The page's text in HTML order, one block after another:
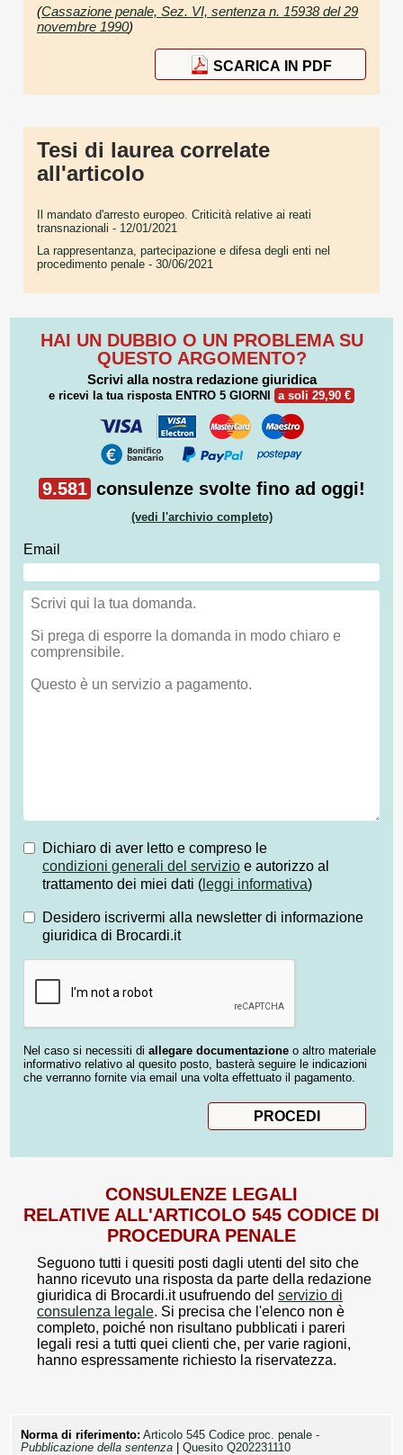
(Cassazione penale, Sez. VI, sentenza n. 15938 del 29
novembre 1990)
SCARICA IN PDF
Tesi di laurea correlate
all'articolo
Il mandato d'arresto europeo. Criticità relative ai reati
transnazionali - 12/01/2021
La rappresentanza, partecipazione e difesa degli enti nel
procedimento penale - 30/06/2021
HAI UN DUBBIO O UN PROBLEMA SU
QUESTO ARGOMENTO?
Scrivi alla nostra redazione giuridica
e ricevi la tua risposta ENTRO 5 GIORNI a soli 29,90 €
9.581 consulenze svolte fino ad oggi!
(vedi l'archivio completo)
Email
Dichiaro di aver letto e compreso le
condizioni generali del servizio e autorizzo al
trattamento dei miei dati ( leggi informativa)
Desidero iscrivermi alla newsletter di informazione
giuridica di Brocardi.it
Nel caso si necessiti di allegare documentazione o altro materiale
informativo relativo al quesito posto, basterà seguire le indicazioni
che verranno fornite via email una volta effettuato il pagamento.
CONSULENZE LEGALI
RELATIVE ALL'ARTICOLO 545 CODICE DI
PROCEDURA PENALE
Seguono tutti i quesiti posti dagli utenti del sito che
hanno ricevuto una risposta da parte della redazione
giuridica di Brocardi.it usufruendo del servizio di
consulenza legale. Si precisa che l'elenco non è
completo, poiché non risultano pubblicati i pareri
legali resi a tutti quei clienti che, per varie ragioni,
hanno espressamente richiesto la riservatezza.
Norma di riferimento: Articolo 545 Codice proc. penale -
Pubblicazione della sentenza
Quesito Q202231110